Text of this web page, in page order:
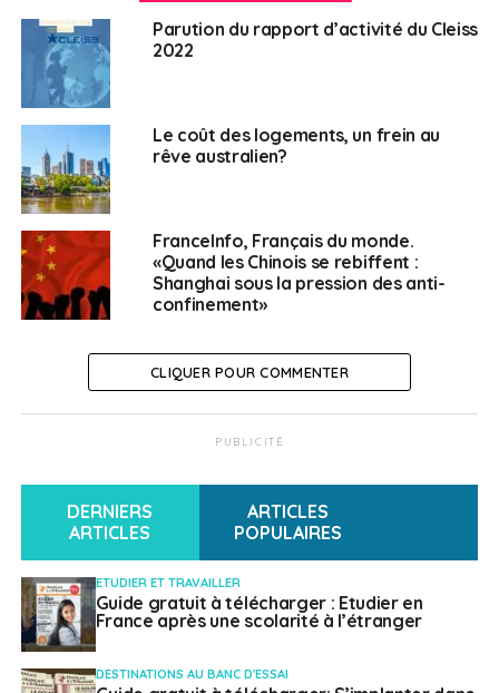
La France métropolitaine est classée en zone “à
risques“
Plus d’informations sur les mesures en vigueur en
Allemagne
Contact utile :
> Argentine
les restrictions d’accès au territoire
argentin suivantes, voir ci-dessous :
provenance ou à destination de zones jugées à
haut risque sanitaire par les autorités nationales
(liste évolutive, en fonction de la situation
épidémiologique mondiale).
Mesure de quarantaine obligatoire et réalisation
d’un test antigénique et d’au moins deux tests
PCR pour tout voyageur autorisé à entrer en
Argentine (test PCR moins de 72h avant le
Parution du rapport d’activité du Cleiss
2022
Le coût des logements, un frein au
rêve australien?
FranceInfo, Français du monde.
«Quand les Chinois se rebiffent :
Shanghai sous la pression des anti-
confinement»
CLIQUER POUR COMMENTER
PUBLICITÉ
DERNIERS
ARTICLES
ARTICLES
POPULAIRES
ETUDIER ET TRAVAILLER
Guide gratuit à télécharger : Etudier en
France après une scolarité à l’étranger
DESTINATIONS AU BANC D'ESSAI